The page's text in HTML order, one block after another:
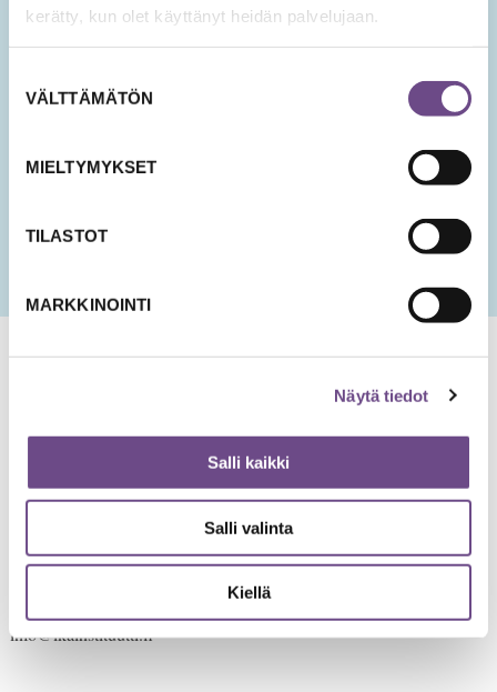
kerätty, kun olet käyttänyt heidän palvelujaan.
valinta
VÄLTTÄMÄTÖN
MIELTYMYKSET
TILASTOT
MARKKINOINTI
Näytä tiedot
Salli kaikki
Salli valinta
Kiellä
uutisten lähettämistä varten.
KK
slash
slash
00520 Helsinki
30.6.2026, sen jälkeen numero on 040 350 3104
info@ikainstituutti.fi